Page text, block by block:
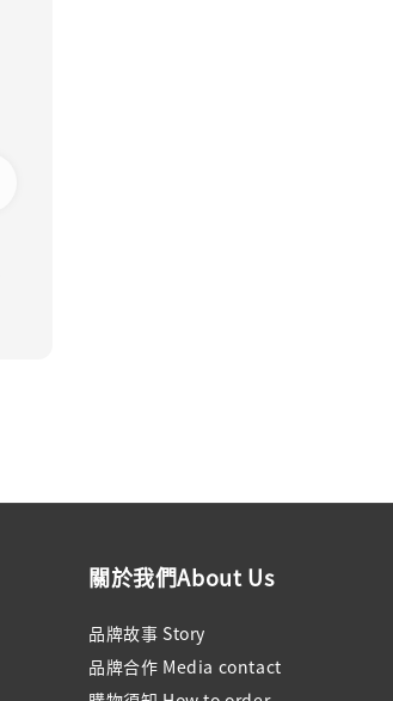
關於我們About Us
品牌故事 Story
品牌合作 Media contact